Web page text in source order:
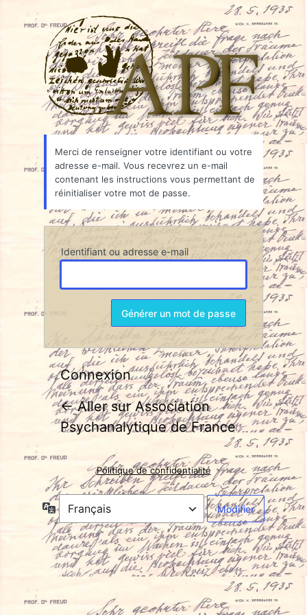
passe
oublié
Merci de renseigner votre identifiant ou votre
adresse e-mail. Vous recevrez un e-mail
contenant les instructions vous permettant de
réinitialiser votre mot de passe.
Identifiant ou adresse e-mail
Connexion
← Aller sur Association
Psychanalytique de France
Politique de confidentialité
Langue